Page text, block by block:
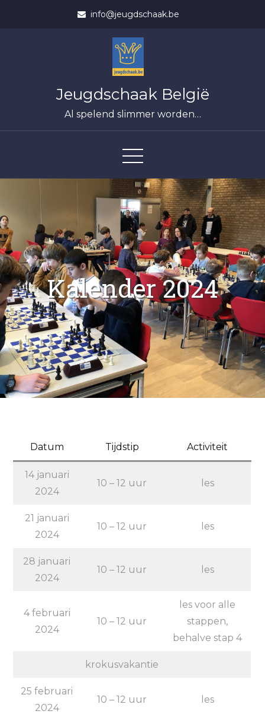
info@jeugdschaak.be
Jeugdschaak België
Al spelend slimmer worden…
Kalender 2024
Datum Tijdstip Activiteit
14 januari
2024
10 – 12 uur les
21 januari
2024
10 – 12 uur les
28 januari
2024
10 – 12 uur les
4 februari
2024
10 – 12 uur
les voor alle
stappen,
behalve stap 4
krokusvakantie
25 februari
2024
10 – 12 uur les